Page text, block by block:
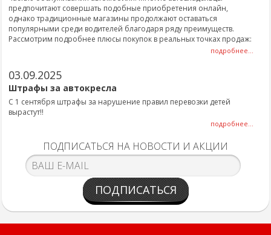
предпочитают совершать подобные приобретения онлайн,
однако традиционные магазины продолжают оставаться
популярными среди водителей благодаря ряду преимуществ.
Рассмотрим подробнее плюсы покупок в реальных точках продаж:
подробнее...
03.09.2025
Штрафы за автокресла
С 1 сентября штрафы за нарушение правил перевозки детей
вырастут!!
подробнее...
ПОДПИСАТЬСЯ НА НОВОСТИ И АКЦИИ
ПОДПИСАТЬСЯ